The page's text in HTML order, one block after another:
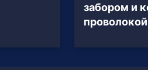
забором и
проволокой